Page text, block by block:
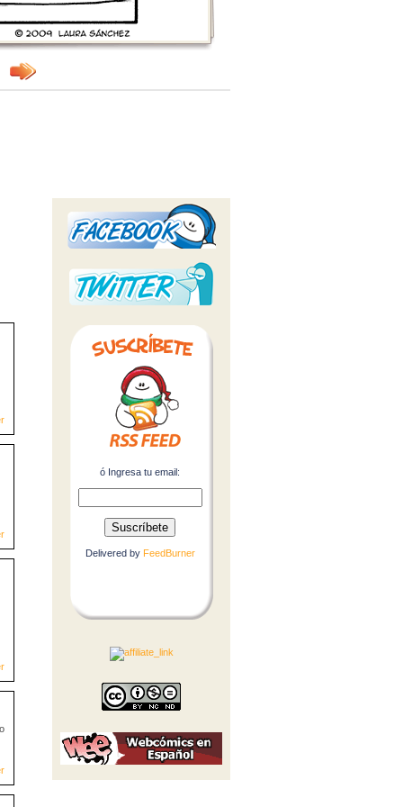
ó Ingresa tu email:
Delivered by FeedBurner